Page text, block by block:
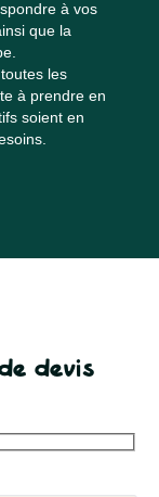
à vos
que la
les
à prendre en
soient en
devis